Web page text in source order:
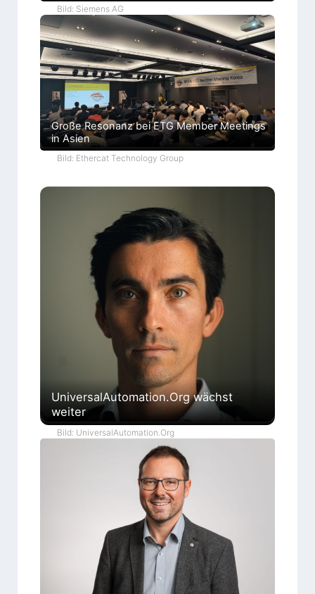
Bild: Siemens AG
Große Resonanz bei ETG Member Meetings
in Asien
Bild: Ethercat Technology Group
UniversalAutomation.Org wächst
weiter
Bild: UniversalAutomation.Org